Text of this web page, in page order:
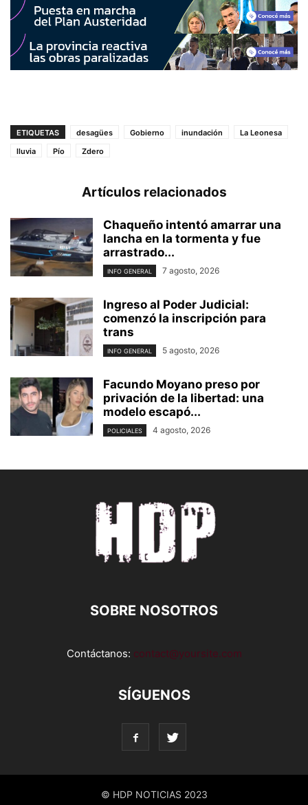
ETIQUETAS desagües Gobierno inundación
La Leonesa
lluvia
Pío Zdero
Artículos relacionados
Chaqueño intentó amarrar una
lancha en la tormenta y fue
arrastrado...
INFO GENERAL 7 agosto, 2026
Ingreso al Poder Judicial:
comenzó la inscripción para
trans
INFO GENERAL 5 agosto, 2026
Facundo Moyano preso por
privación de la libertad: una
modelo escapó...
POLICIALES 4 agosto, 2026
SOBRE NOSOTROS
Contáctanos: contact@yoursite.com
SÍGUENOS
© HDP NOTICIAS 2023